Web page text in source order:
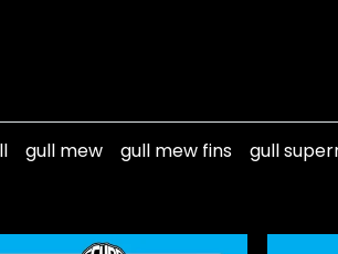
gull mew gull mew fins gull